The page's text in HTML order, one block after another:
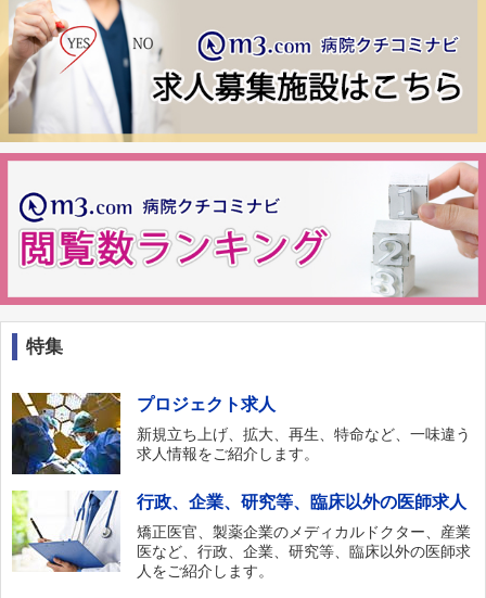
特集
プロジェクト求人
新規立ち上げ、拡大、再生、特命など、一味違う
求人情報をご紹介します。
行政、企業、研究等、臨床以外の医師求人
矯正医官、製薬企業のメディカルドクター、産業
医など、行政、企業、研究等、臨床以外の医師求
人をご紹介します。